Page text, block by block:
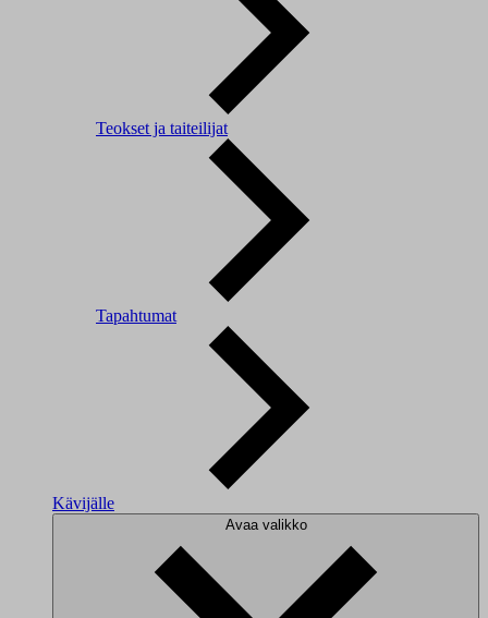
Teokset ja taiteilijat
Tapahtumat
Kävijälle
Avaa valikko